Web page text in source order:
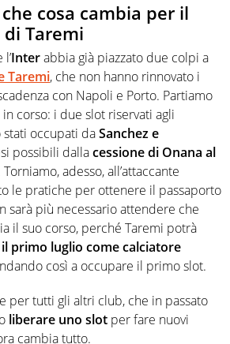
cosa cambia per il
Taremi
Interabbia già piazzato due colpi a
Taremi, che non hanno rinnovato i
con Napoli e Porto. Partiamo
corso: i due slot riservati agli
occupati daSanchez e
possibili dallacessione di Onana al
Torniamo, adesso, all’attaccante
le pratiche per ottenere il passaporto
sarà più necessario attendere che
il suo corso, perché Taremi potrà
primo luglio come calciatore
così a occupare il primo slot.
per tutti gli altri club, che in passato
liberare uno slot per fare nuovi
cambia tutto.